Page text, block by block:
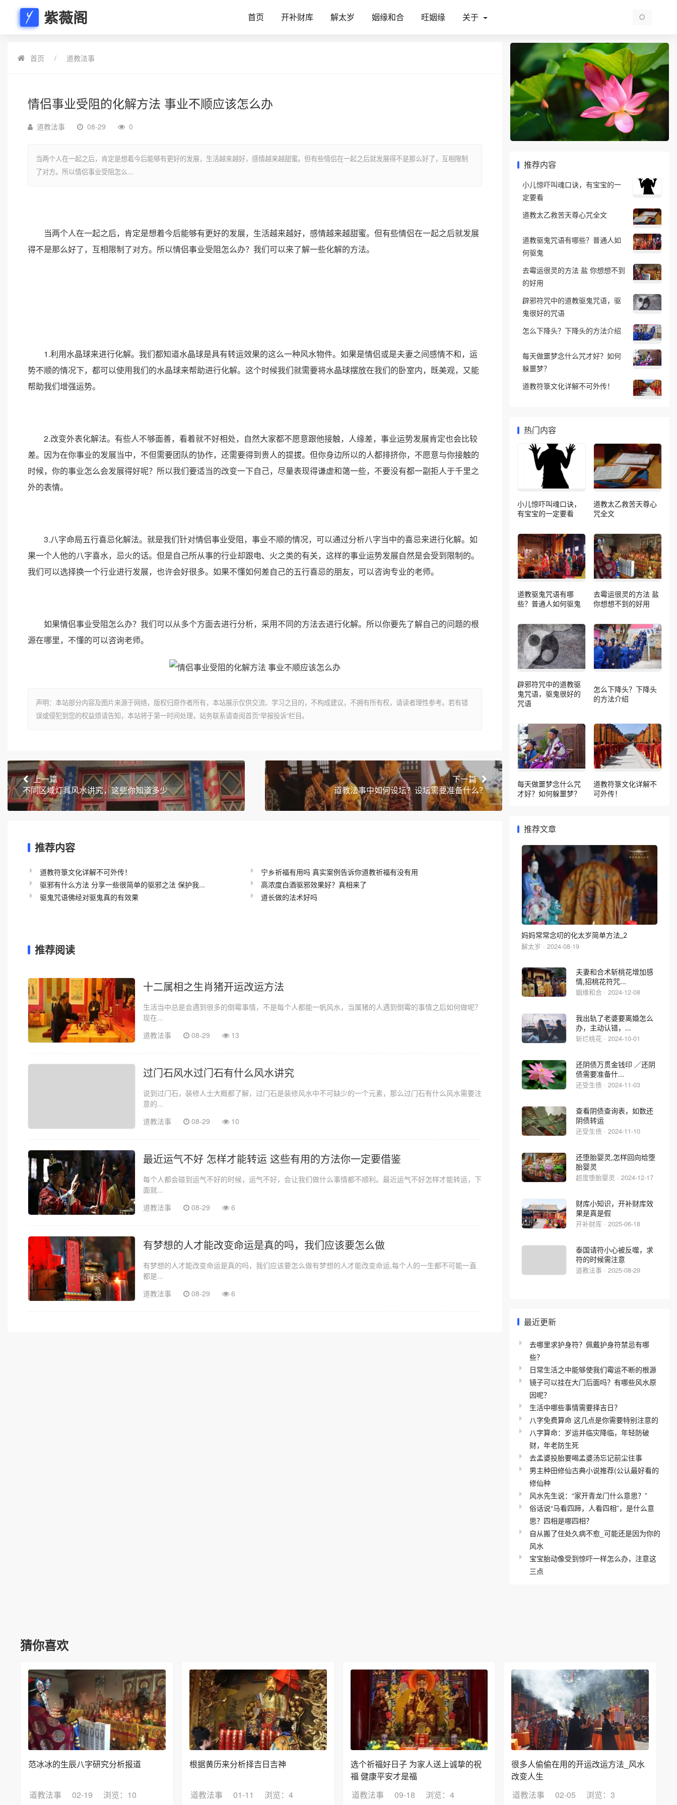
紫薇阁 首页 开补财库 解太岁 姻缘和合 旺姻缘 关于
首页 道教法事
情侣事业受阻的化解方法 事业不顺应该怎么办
道教法事 08-29 0
当两个人在一起之后，肯定是想着今后能够有更好的发展，生活越来越好，感情越来越甜蜜。但有些情侣在一起之后就发展得不是那么好了，互相限制
了对方。所以情侣事业受阻怎么...
当两个人在一起之后，肯定是想着今后能够有更好的发展，生活越来越好，感情越来越甜蜜。但有些情侣在一起之后就发展
得不是那么好了，互相限制了对方。所以情侣事业受阻怎么办？我们可以来了解一些化解的方法。
1.利用水晶球来进行化解。我们都知道水晶球是具有转运效果的这么一种风水物件。如果是情侣或是夫妻之间感情不和，运
势不顺的情况下，都可以使用我们的水晶球来帮助进行化解。这个时候我们就需要将水晶球摆放在我们的卧室内，既美观，又能
帮助我们增强运势。
2.改变外表化解法。有些人不够面善，看着就不好相处，自然大家都不愿意跟他接触，人缘差，事业运势发展肯定也会比较
差。因为在你事业的发展当中，不但需要团队的协作，还需要得到贵人的提拔。但你身边所以的人都排挤你，不愿意与你接触的
时候，你的事业怎么会发展得好呢？所以我们要适当的改变一下自己，尽量表现得谦虚和蔼一些，不要没有都一副拒人于千里之
外的表情。
3.八字命局五行喜忌化解法。就是我们针对情侣事业受阻，事业不顺的情况，可以通过分析八字当中的喜忌来进行化解。如
果一个人他的八字喜水，忌火的话。但是自己所从事的行业却跟电、火之类的有关，这样的事业运势发展自然是会受到限制的。
我们可以选择换一个行业进行发展，也许会好很多。如果不懂如何差自己的五行喜忌的朋友，可以咨询专业的老师。
如果情侣事业受阻怎么办？我们可以从多个方面去进行分析，采用不同的方法去进行化解。所以你要先了解自己的问题的根
源在哪里，不懂的可以咨询老师。
声明：本站部分内容及图片来源于网络，版权归原作者所有，本站展示仅供交流、学习之目的，不构成建议，不拥有所有权，请读者理性参考。若有错
误或侵犯到您的权益烦请告知，本站将于第一时间处理，站务联系请查阅首页“举报投诉”栏目。
上一篇
不同区域灯具风水讲究，这些你知道多少
下一篇
道教法事中如何设坛？设坛需要准备什么？
推荐内容
道教符箓文化详解不可外传！
宁乡祈福有用吗 真实案例告诉你道教祈福有没有用
驱邪有什么方法 分享一些很简单的驱邪之法 保护我...
高浓度白酒驱邪效果好？真相来了
驱鬼咒语佛经对驱鬼真的有效果
道长做的法术好吗
推荐阅读
十二属相之生肖猪开运改运方法
生活当中总是会遇到很多的倒霉事情，不是每个人都能一帆风水，当属猪的人遇到倒霉的事情之后如何做呢？
现在...
道教法事
08-29 13
过门石风水过门石有什么风水讲究
说到过门石，装修人士大概都了解，过门石是装修风水中不可缺少的一个元素，那么过门石有什么风水需要注
意的...
道教法事
08-29 10
最近运气不好 怎样才能转运 这些有用的方法你一定要借鉴
每个人都会碰到运气不好的时候，运气不好，会让我们做什么事情都不顺利。最近运气不好怎样才能转运，下
面就...
道教法事
08-29 6
有梦想的人才能改变命运是真的吗，我们应该要怎么做
有梦想的人才能改变命运是真的吗，我们应该要怎么做有梦想的人才能改变命运,每个人的一生都不可能一直
都是...
道教法事
08-29 6
推荐内容
小儿惊吓叫魂口诀，有宝宝的一
定要看
道教太乙救苦天尊心咒全文
道教驱鬼咒语有哪些？普通人如
何驱鬼
去霉运很灵的方法 盐 你想想不到
的好用
辟邪符咒中的道教驱鬼咒语，驱
鬼很好的咒语
怎么下降头？下降头的方法介绍
每天做噩梦念什么咒才好？如何
躲噩梦？
道教符箓文化详解不可外传！
热门内容
小儿惊吓叫魂口诀，
有宝宝的一定要看
道教太乙救苦天尊心
咒全文
道教驱鬼咒语有哪
些？普通人如何驱鬼
去霉运很灵的方法 盐
你想想不到的好用
辟邪符咒中的道教驱
鬼咒语，驱鬼很好的
咒语
怎么下降头？下降头
的方法介绍
每天做噩梦念什么咒
才好？如何躲噩梦？
道教符箓文化详解不
可外传！
推荐文章
妈妈常常念叨的化太岁简单方法_2
解太岁 · 2024-08-19
夫妻和合术斩桃花增加感
情,招桃花符咒...
姻缘和合 · 2024-12-08
我出轨了老婆要离婚怎么
办，主动认错，...
斩烂桃花 · 2024-10-01
还阴债万贯金钱印 ／还阴
债需要准备什...
还受生债 · 2024-11-03
查看阴债查询表，如数还
阴债转运
还受生债 · 2024-11-10
还堕胎婴灵,怎样回向给堕
胎婴灵
超度堕胎婴灵 · 2024-12-17
财库小知识，开补财库效
果是真是假
开补财库 · 2025-06-18
泰国请符小心被反噬，求
符的时候需注意
道教法事 · 2025-08-29
最近更新
去哪里求护身符？佩戴护身符禁忌有哪
些？
日常生活之中能够使我们霉运不断的根源
镜子可以挂在大门后面吗？有哪些风水原
因呢？
生活中哪些事情需要择吉日？
八字免费算命 这几点是你需要特别注意的
八字算命：岁运并临灾降临，年轻防破
财，年老防生死
去孟婆投胎要喝孟婆汤忘记前尘往事
男主种田修仙古典小说推荐(公认最好看的
修仙种
风水先生说：“家开青龙门什么意思？”
俗话说“马看四蹄，人看四相”，是什么意
思？四相是哪四相？
自从搬了住处久病不愈_可能还是因为你的
风水
宝宝胎动像受到惊吓一样怎么办，注意这
三点
猜你喜欢
范冰冰的生辰八字研究分析报道
道教法事 02-19 浏览：10
根据黄历来分析择吉日吉神
道教法事 01-11 浏览：4
选个祈福好日子 为家人送上诚挚的祝
福 健康平安才是福
道教法事
09-18 浏览：4
很多人偷偷在用的开运改运方法_风水
改变人生
道教法事
02-05 浏览：3